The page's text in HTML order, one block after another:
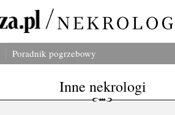
Poradnik pogrzebowy
Inne nekrologi